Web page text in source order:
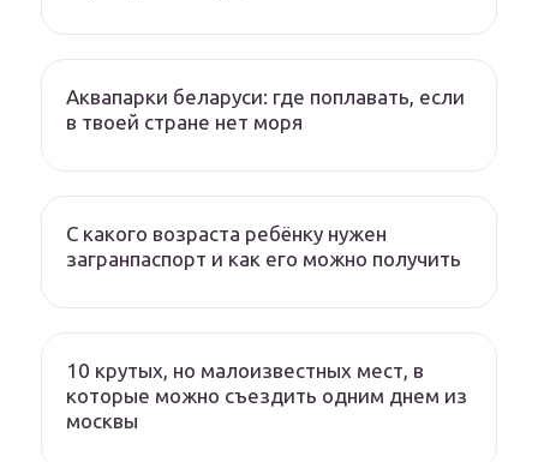
Аквапарки беларуси: где поплавать, если
в твоей стране нет моря
С какого возраста ребёнку нужен
загранпаспорт и как его можно получить
10 крутых, но малоизвестных мест, в
которые можно съездить одним днем из
москвы